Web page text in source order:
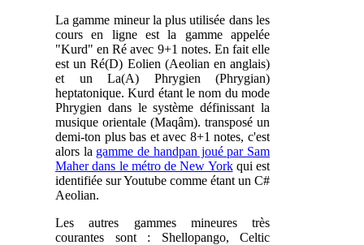
La gamme mineur la plus utilisée dans les
cours en ligne est la gamme appelée
"Kurd" en Ré avec 9+1 notes. En fait elle
est un Ré(D) Eolien (Aeolian en anglais)
et un La(A) Phrygien (Phrygian)
heptatonique. Kurd étant le nom du mode
Phrygien dans le système définissant la
musique orientale (Maqâm). transposé un
demi-ton plus bas et avec 8+1 notes, c'est
alors la gamme de handpan joué par Sam
Maher dans le métro de New Yorkqui est
identifiée sur Youtube comme étant un C#
Aeolian.
Les autres gammes mineures très
courantes sont : Shellopango, Celtic